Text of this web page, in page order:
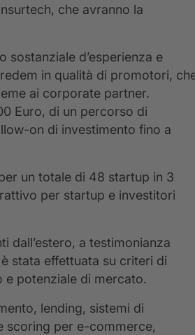
che avranno la
sostanziale d’esperienza e
in qualità di promotori,
ai corporate partner.
Euro, di un percorso di
on di investimento fino a
un totale di 48 startup in 3
per startup e investitori
dall’estero, a testimonianza
stata effettuata su criteri di
e potenziale di mercato.
lending, sistemi di
scoring per e-commerce,